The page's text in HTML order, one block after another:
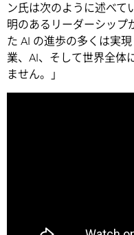
ン氏は次のように述べて
明のあるリーダーシップ
た AI の進歩の多くは実
業、AI、そして世界全体
ません。」